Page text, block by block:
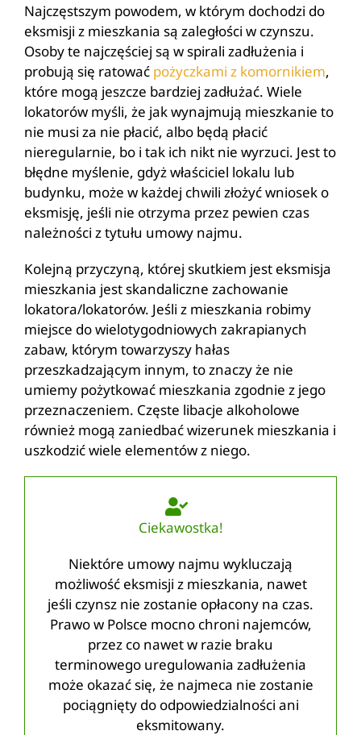
Najczęstszym powodem, w którym dochodzi do
eksmisji z mieszkania są zaległości w czynszu.
Osoby te najczęściej są w spirali zadłużenia i
probują się ratować pożyczkami z komornikiem,
które mogą jeszcze bardziej zadłużać. Wiele
lokatorów myśli, że jak wynajmują mieszkanie to
nie musi za nie płacić, albo będą płacić
nieregularnie, bo i tak ich nikt nie wyrzuci. Jest to
błędne myślenie, gdyż właściciel lokalu lub
budynku, może w każdej chwili złożyć wniosek o
eksmisję, jeśli nie otrzyma przez pewien czas
należności z tytułu umowy najmu.
Kolejną przyczyną, której skutkiem jest eksmisja
mieszkania jest skandaliczne zachowanie
lokatora/lokatorów. Jeśli z mieszkania robimy
miejsce do wielotygodniowych zakrapianych
zabaw, którym towarzyszy hałas
przeszkadzającym innym, to znaczy że nie
umiemy pożytkować mieszkania zgodnie z jego
przeznaczeniem. Częste libacje alkoholowe
również mogą zaniedbać wizerunek mieszkania i
uszkodzić wiele elementów z niego.
Ciekawostka!
Niektóre umowy najmu wykluczają
możliwość eksmisji z mieszkania, nawet
jeśli czynsz nie zostanie opłacony na czas.
Prawo w Polsce mocno chroni najemców,
przez co nawet w razie braku
terminowego uregulowania zadłużenia
może okazać się, że najmeca nie zostanie
pociągnięty do odpowiedzialności ani
eksmitowany.